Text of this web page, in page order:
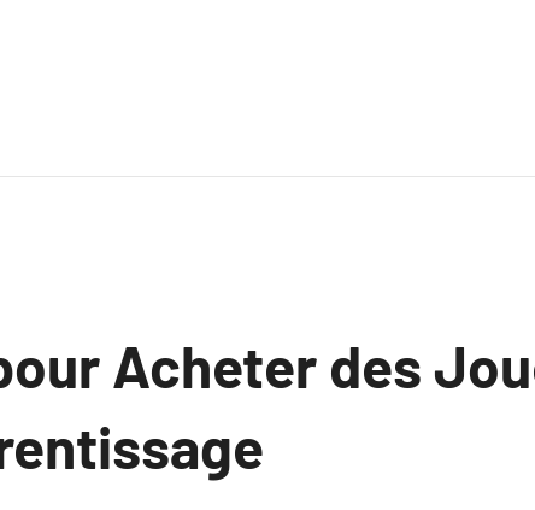
Acheter des